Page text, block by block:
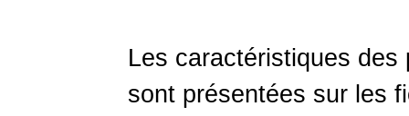
Les caractéristiques
sont présentées sur les